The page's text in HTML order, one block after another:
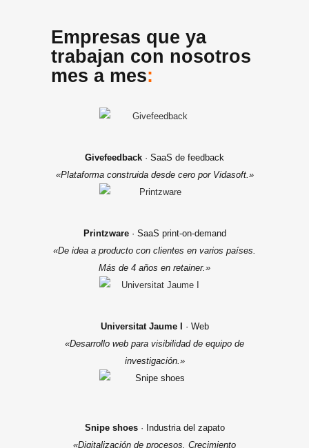
Empresas que ya
trabajan con nosotros
mes a mes:
Givefeedback · SaaS de feedback
«Plataforma construida desde cero por Vidasoft.»
Printzware· SaaS print-on-demand
«De idea a producto con clientes en varios países.
Más de 4 años en retainer.»
Universitat Jaume I
· Web
«Desarrollo web para visibilidad de equipo de
investigación.»
Snipe shoes· Industria del zapato
«Digitalización de procesos. Crecimiento